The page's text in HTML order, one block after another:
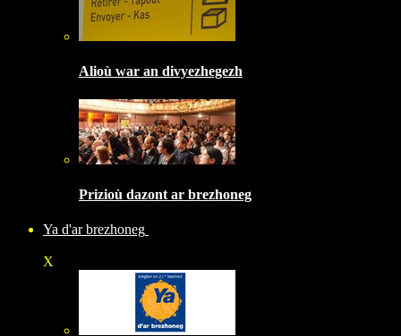
Alioù war an divyezhegezh
Prizioù dazont ar brezhoneg
Ya d'ar brezhoneg
X